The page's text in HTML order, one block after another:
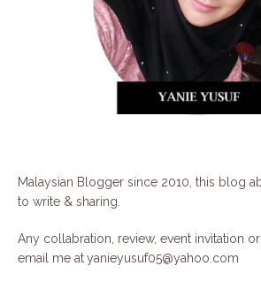
Malaysian Blogger since 2010, this blog
to write & sharing.
Any collabration, review, event invitation
email me atyanieyusuf05@yahoo.com